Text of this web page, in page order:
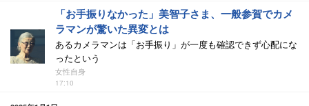
「お手振りなかった」美智子さま、一般参賀でカメ
ラマンが驚いた異変とは
あるカメラマンは「お手振り」が一度も確認できず心配にな
ったという
女性自身
17:10